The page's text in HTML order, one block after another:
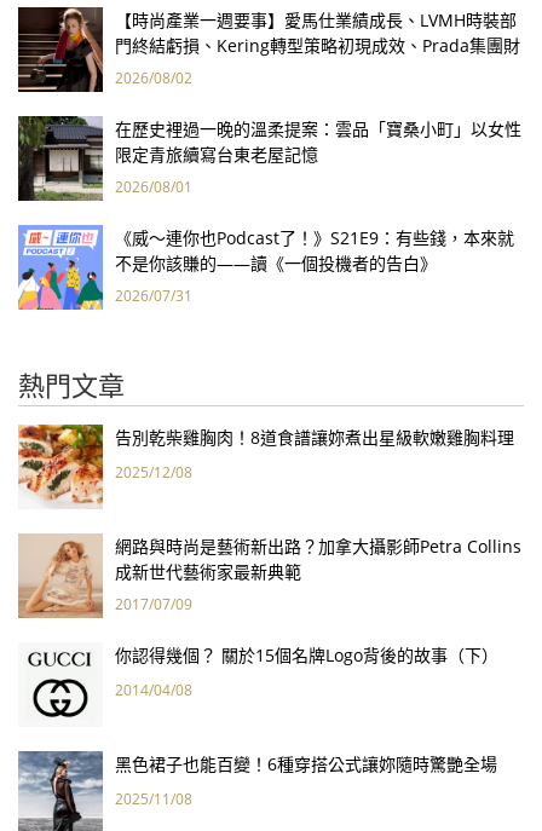
【時尚產業一週要事】愛馬仕業績成長、LVMH時裝部
門終結虧損、Kering轉型策略初現成效、Prada集團財
報亮眼
2026/08/02
在歷史裡過一晚的溫柔提案：雲品「寶桑小町」以女性
限定青旅續寫台東老屋記憶
2026/08/01
《威～連你也Podcast了！》S21E9：有些錢，本來就
不是你該賺的——讀《一個投機者的告白》
2026/07/31
熱門文章
告別乾柴雞胸肉！8道食譜讓妳煮出星級軟嫩雞胸料理
2025/12/08
網路與時尚是藝術新出路？加拿大攝影師Petra Collins
成新世代藝術家最新典範
2017/07/09
你認得幾個？ 關於15個名牌Logo背後的故事（下）
2014/04/08
黑色裙子也能百變！6種穿搭公式讓妳隨時驚艷全場
2025/11/08